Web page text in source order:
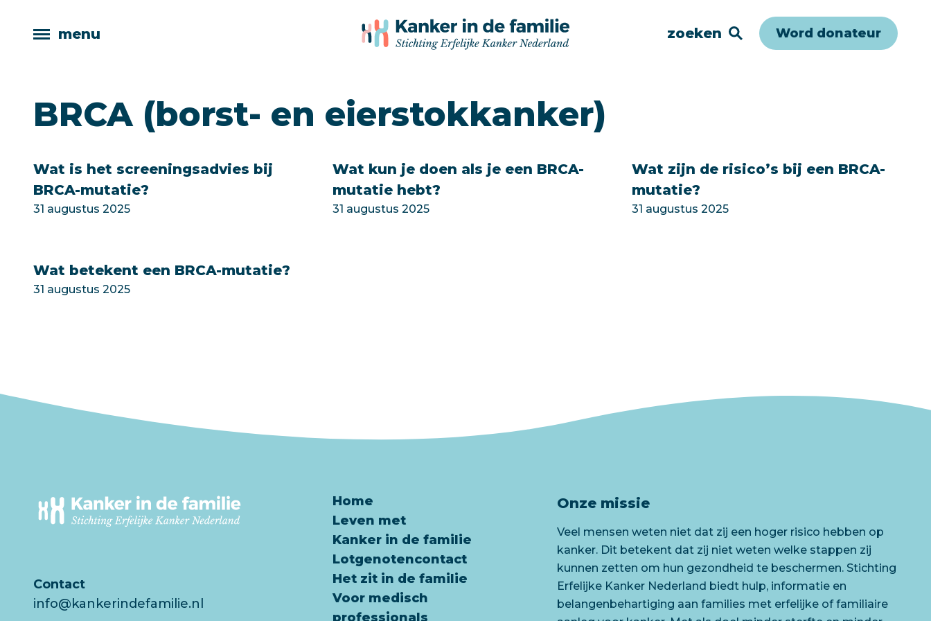
menu zoeken Word donateur
BRCA (borst- en eierstokkanker)
Wat is het screeningsadvies bij
BRCA-mutatie?
31 augustus 2025
Wat kun je doen als je een BRCA-
mutatie hebt?
31 augustus 2025
Wat zijn de risico’s bij een BRCA-
mutatie?
31 augustus 2025
Wat betekent een BRCA-mutatie?
31 augustus 2025
Contact
info@kankerindefamilie.nl
Home
Leven met
Kanker in de familie
Lotgenotencontact
Het zit in de familie
Voor medisch
professionals
Onze missie
Veel mensen weten niet dat zij een hoger risico hebben op
kanker. Dit betekent dat zij niet weten welke stappen zij
kunnen zetten om hun gezondheid te beschermen. Stichting
Erfelijke Kanker Nederland biedt hulp, informatie en
belangenbehartiging aan families met erfelijke of familiaire